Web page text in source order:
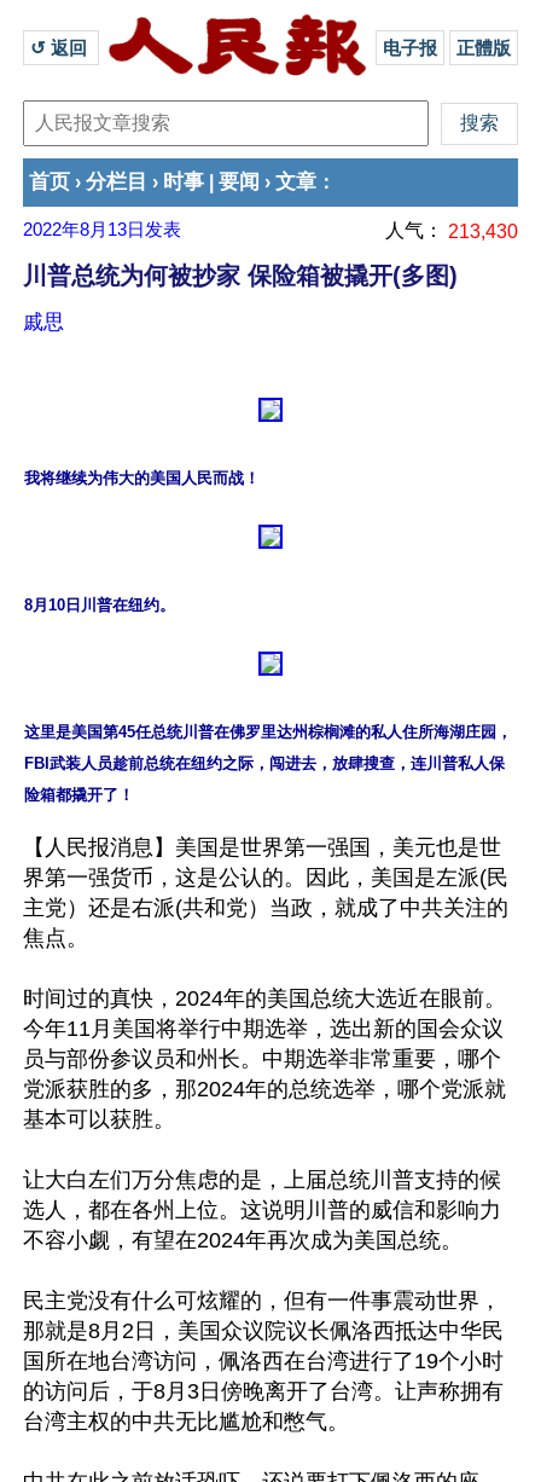
↺ 返回 电子报 正體版
首页 › 分栏目 › 时事 要闻 › 文章 ：
2022年8月13日 发表 人气： 213,430
川普总统为何被抄家 保险箱被撬开(多图)
戚思
我将继续为伟大的美国人民而战！
8月10日川普在纽约。
这里是美国第45任总统川普在佛罗里达州棕榈滩的私人住所海湖庄园，
FBI武装人员趁前总统在纽约之际，闯进去，放肆搜查，连川普私人保
险箱都撬开了！
【人民报消息】美国是世界第一强国，美元也是世
界第一强货币，这是公认的。因此，美国是左派(民
主党）还是右派(共和党）当政，就成了中共关注的
焦点。
时间过的真快，2024年的美国总统大选近在眼前。
今年11月美国将举行中期选举，选出新的国会众议
员与部份参议员和州长。中期选举非常重要，哪个
党派获胜的多，那2024年的总统选举，哪个党派就
基本可以获胜。
让大白左们万分焦虑的是，上届总统川普支持的候
选人，都在各州上位。这说明川普的威信和影响力
不容小觑，有望在2024年再次成为美国总统。
民主党没有什么可炫耀的，但有一件事震动世界，
那就是8月2日，美国众议院议长佩洛西抵达中华民
国所在地台湾访问，佩洛西在台湾进行了19个小时
的访问后，于8月3日傍晚离开了台湾。让声称拥有
台湾主权的中共无比尴尬和憋气。